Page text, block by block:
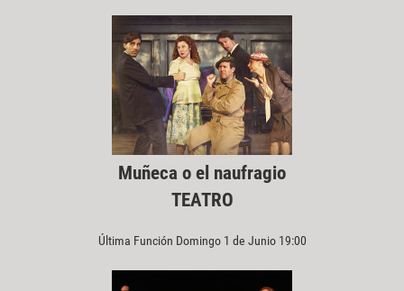
Muñeca o el naufragio
TEATRO
Última Función Domingo 1 de Junio 19:00